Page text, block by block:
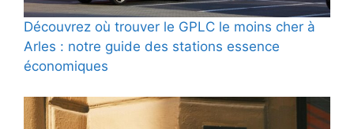
Découvrez où trouver le GPLC le moins cher à
Arles : notre guide des stations essence
économiques